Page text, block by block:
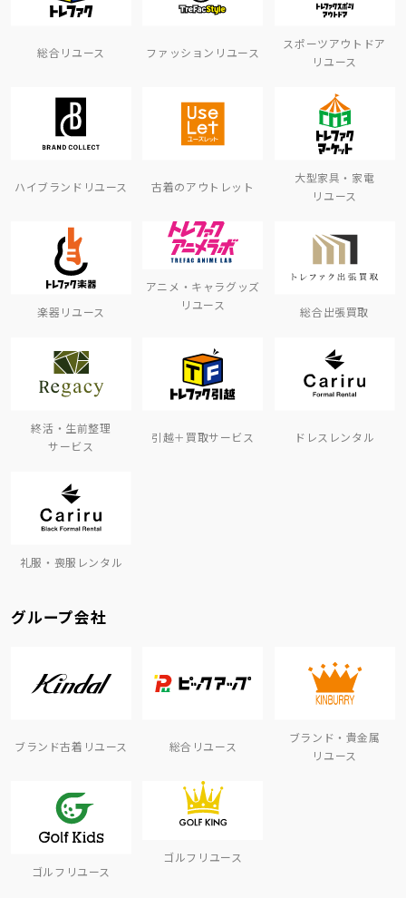
総合リユース ファッションリユース
スポーツアウトドア
リユース
ハイブランドリユース 古着のアウトレット
大型家具・家電
リユース
楽器リユース
アニメ・キャラグッズ
リユース
総合出張買取
終活・生前整理
サービス
引越＋買取サービス ドレスレンタル
礼服・喪服レンタル
グループ会社
ブランド古着リユース 総合リユース
ブランド・貴金属
リユース
ゴルフリユース
ゴルフリユース